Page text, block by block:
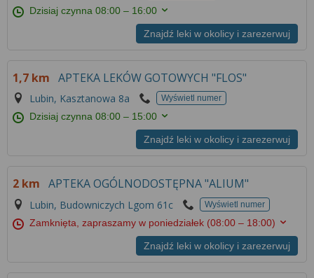
Dzisiaj czynna08:00 – 16:00
Znajdź leki w okolicy i zarezerwuj
1,7 km APTEKA LEKÓW GOTOWYCH "FLOS"
Lubin, Kasztanowa 8a Wyświetl numer
Dzisiaj czynna08:00 – 15:00
Znajdź leki w okolicy i zarezerwuj
2 km APTEKA OGÓLNODOSTĘPNA "ALIUM"
Lubin, Budowniczych Lgom 61c Wyświetl numer
Zamknięta, zapraszamy w poniedziałek (08:00 – 18:00)
Znajdź leki w okolicy i zarezerwuj